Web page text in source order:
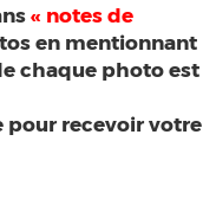
« notes de
en mentionnant
chaque photo est
pour recevoir votre